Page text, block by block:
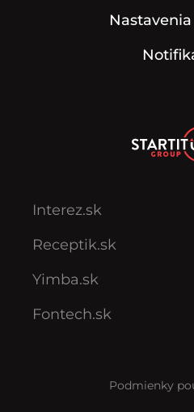
Interez.sk
Receptik.sk
Yimba.sk
Fontech.sk
Podmienky